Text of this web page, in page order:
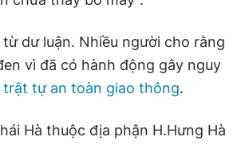
dư luận. Nhiều người cho rằng
vì đã có hành động gây nguy
trật tự an toàn giao thông.
Hà thuộc địa phận H.Hưng Hà